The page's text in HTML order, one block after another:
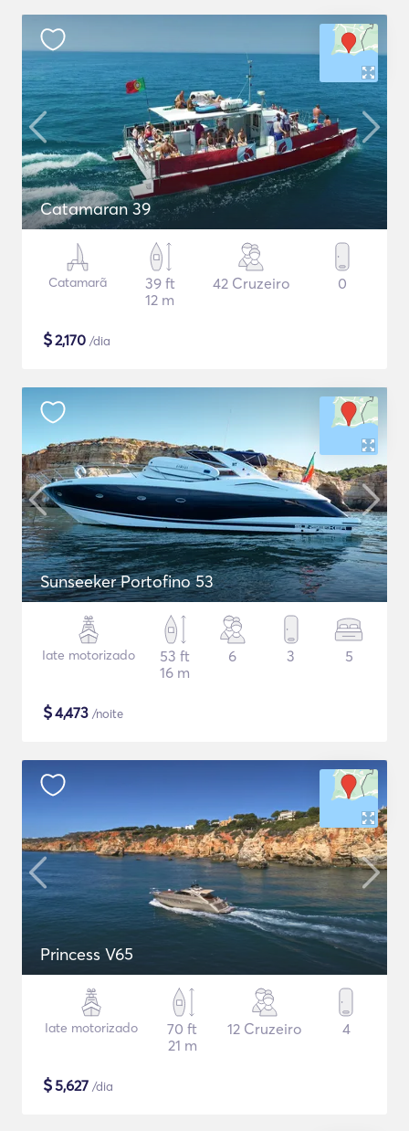
Catamaran 39
Catamarã
39 ft
12 m
42 Cruzeiro 0
$2,170 /dia
Sunseeker Portofino 53
Iate motorizado
53 ft
16 m
6 3 5
$4,473 /noite
Princess V65
Iate motorizado
70 ft
21 m
12 Cruzeiro 4
$5,627 /dia